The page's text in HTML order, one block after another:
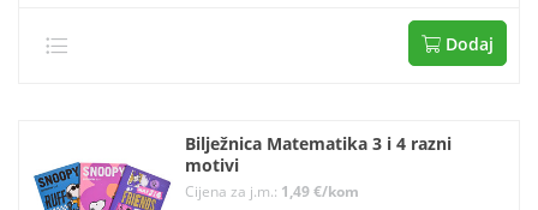
Dodaj
Bilježnica Matematika 3 i 4 razni
motivi
Cijena za j.m.: 1,49 €/kom